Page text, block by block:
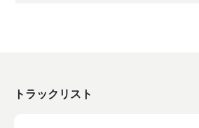
トラックリスト